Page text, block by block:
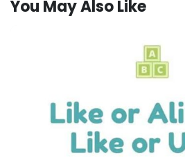
You May Also Like